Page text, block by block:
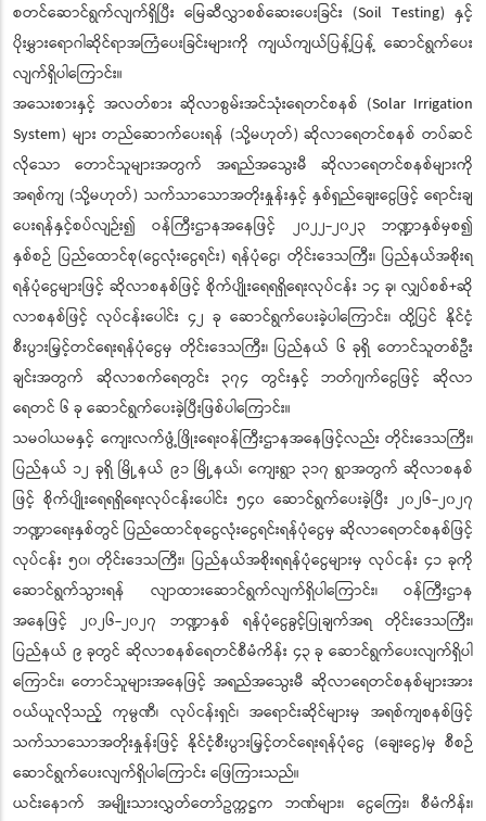
စတင်ဆောင်ရွက်လျက်ရှိပြီး မြေဆီလွှာစစ်ဆေးပေးခြင်း (Soil Testing) နှင့်
ပိုးမွှားရောဂါဆိုင်ရာအကြံပေးခြင်းများကို ကျယ်ကျယ်ပြန့်ပြန့် ဆောင်ရွက်ပေး
လျက်ရှိပါကြောင်း။
အသေးစားနှင့် အလတ်စား ဆိုလာစွမ်းအင်သုံးရေတင်စနစ် (Solar Irrigation
System) များ တည်ဆောက်ပေးရန် (သို့မဟုတ်) ဆိုလာရေတင်စနစ် တပ်ဆင်
လိုသော တောင်သူများအတွက် အရည်အသွေးမီ ဆိုလာရေတင်စနစ်များကို
အရစ်ကျ (သို့မဟုတ်) သက်သာသောအတိုးနှုန်းနှင့် နှစ်ရှည်ချေးငွေဖြင့် ရောင်းချ
ပေးရန်နှင့်စပ်လျဉ်း၍ ဝန်ကြီးဌာနအနေဖြင့် ၂၀၂၂-၂၀၂၃ ဘဏ္ဍာနှစ်မှစ၍
နှစ်စဉ် ပြည်ထောင်စု(ငွေလုံးငွေရင်း) ရန်ပုံငွေ၊ တိုင်းဒေသကြီး၊ ပြည်နယ်အစိုးရ
ရန်ပုံငွေများဖြင့် ဆိုလာစနစ်ဖြင့် စိုက်ပျိုးရေရရှိရေးလုပ်ငန်း ၁၄ ခု၊ လျှပ်စစ်+ဆို
လာစနစ်ဖြင့် လုပ်ငန်းပေါင်း ၄၂ ခု ဆောင်ရွက်ပေးခဲ့ပါကြောင်း၊ ထို့ပြင် နိုင်ငံ့
စီးပွားမြှင့်တင်ရေးရန်ပုံငွေမှ တိုင်းဒေသကြီး၊ ပြည်နယ် ၆ ခုရှိ တောင်သူတစ်ဦး
ချင်းအတွက် ဆိုလာစက်ရေတွင်း ၃၇၄ တွင်းနှင့် ဘတ်ဂျက်ငွေဖြင့် ဆိုလာ
ရေတင် ၆ ခု ဆောင်ရွက်ပေးခဲ့ပြီးဖြစ်ပါကြောင်း။
သမဝါယမနှင့် ကျေးလက်ဖွံ့ဖြိုးရေးဝန်ကြီးဌာနအနေဖြင့်လည်း တိုင်းဒေသကြီး၊
ပြည်နယ် ၁၂ ခုရှိ မြို့နယ် ၉၁ မြို့နယ်၊ ကျေးရွာ ၃၁၇ ရွာအတွက် ဆိုလာစနစ်
ဖြင့် စိုက်ပျိုးရေရရှိရေးလုပ်ငန်းပေါင်း ၅၄၀ ဆောင်ရွက်ပေးခဲ့ပြီး ၂၀၂၆-၂၀၂၇
ဘဏ္ဍာရေးနှစ်တွင် ပြည်ထောင်စုငွေလုံးငွေရင်းရန်ပုံငွေမှ ဆိုလာရေတင်စနစ်ဖြင့်
လုပ်ငန်း ၅၀၊ တိုင်းဒေသကြီး၊ ပြည်နယ်အစိုးရရန်ပုံငွေများမှ လုပ်ငန်း ၄၁ ခုကို
ဆောင်ရွက်သွားရန် လျာထားဆောင်ရွက်လျက်ရှိပါကြောင်း၊ ဝန်ကြီးဌာန
အနေဖြင့် ၂၀၂၆-၂၀၂၇ ဘဏ္ဍာနှစ် ရန်ပုံငွေခွင့်ပြုချက်အရ တိုင်းဒေသကြီး၊
ပြည်နယ် ၉ ခုတွင် ဆိုလာစနစ်ရေတင်စီမံကိန်း ၄၃ ခု ဆောင်ရွက်ပေးလျက်ရှိပါ
ကြောင်း၊ တောင်သူများအနေဖြင့် အရည်အသွေးမီ ဆိုလာရေတင်စနစ်များအား
ဝယ်ယူလိုသည့် ကုမ္ပဏီ၊ လုပ်ငန်းရှင်၊ အရောင်းဆိုင်များမှ အရစ်ကျစနစ်ဖြင့်
သက်သာသောအတိုးနှုန်းဖြင့် နိုင်ငံ့စီးပွားမြှင့်တင်ရေးရန်ပုံငွေ (ချေးငွေ)မှ စီစဉ်
ဆောင်ရွက်ပေးလျက်ရှိပါကြောင်း ဖြေကြားသည်။
ယင်းနောက် အမျိုးသားလွှတ်တော်ဥက္ကဋ္ဌက ဘဏ်များ၊ ငွေကြေး၊ စီမံကိန်း၊